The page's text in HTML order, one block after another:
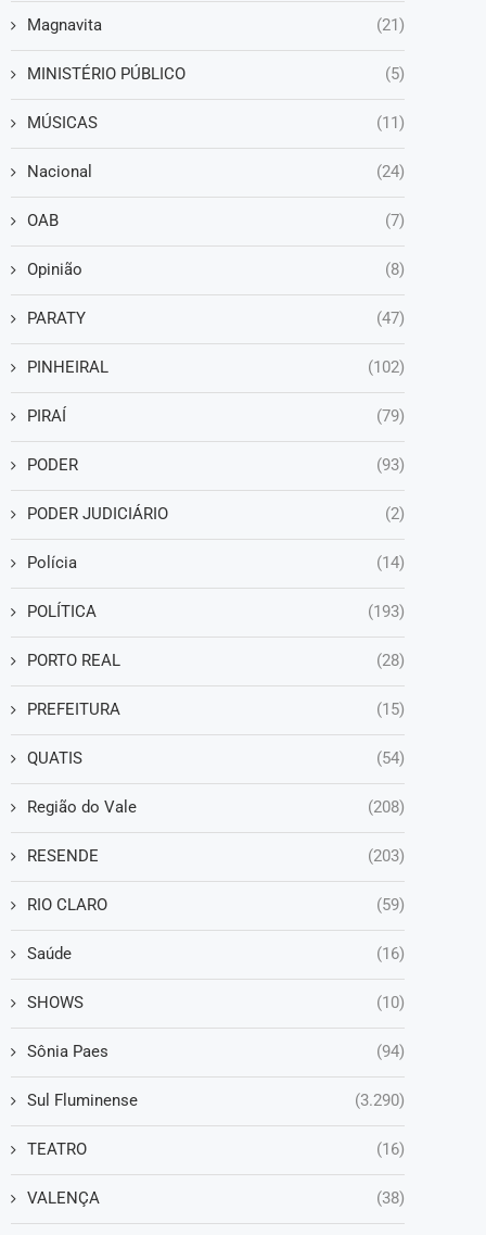
Magnavita (21)
MINISTÉRIO PÚBLICO (5)
MÚSICAS (11)
Nacional (24)
OAB (7)
Opinião (8)
PARATY (47)
PINHEIRAL (102)
PIRAÍ (79)
PODER (93)
PODER JUDICIÁRIO (2)
Polícia (14)
POLÍTICA (193)
PORTO REAL (28)
PREFEITURA (15)
QUATIS (54)
Região do Vale (208)
RESENDE (203)
RIO CLARO (59)
Saúde (16)
SHOWS (10)
Sônia Paes (94)
Sul Fluminense (3.290)
TEATRO (16)
VALENÇA (38)